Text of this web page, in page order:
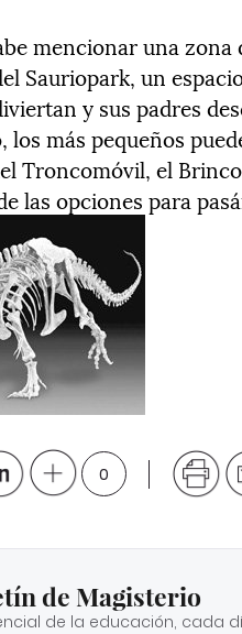
mencionar una
Sauriopark, un
y sus padres
los más pequeños
Troncomóvil, el
las opciones para
0
de Magisterio
de la educación, cada